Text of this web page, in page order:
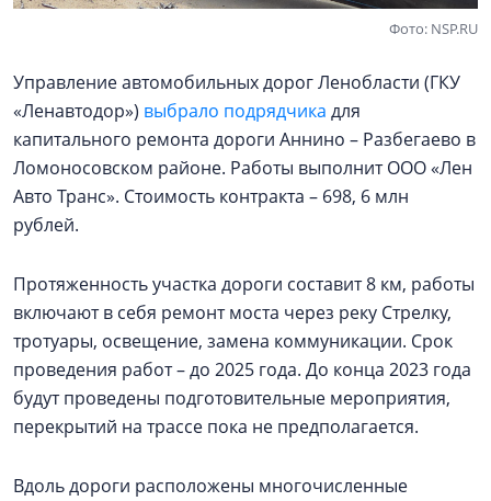
Фото: NSP.RU
Управление автомобильных дорог Ленобласти (ГКУ
«Ленавтодор») выбрало подрядчика для
капитального ремонта дороги Аннино – Разбегаево в
Ломоносовском районе. Работы выполнит ООО «Лен
Авто Транс». Стоимость контракта – 698, 6 млн
рублей.
Протяженность участка дороги составит 8 км, работы
включают в себя ремонт моста через реку Стрелку,
тротуары, освещение, замена коммуникации. Срок
проведения работ – до 2025 года. До конца 2023 года
будут проведены подготовительные мероприятия,
перекрытий на трассе пока не предполагается.
Вдоль дороги расположены многочисленные